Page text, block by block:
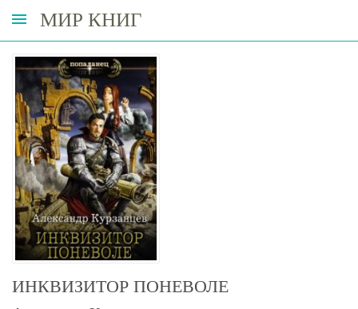
МИР КНИГ
ИНКВИЗИТОР ПОНЕВОЛЕ